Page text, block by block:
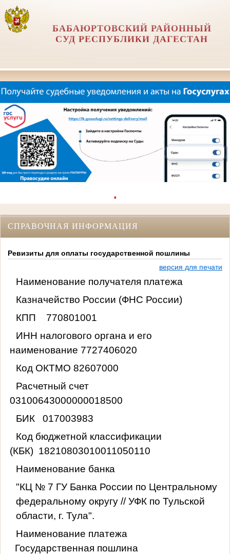
БАБАЮРТОВСКИЙ РАЙОННЫЙ
СУД РЕСПУБЛИКИ ДАГЕСТАН
.
СПРАВОЧНАЯ ИНФОРМАЦИЯ
Ревизиты для оплаты государственной пошлины
версия для печати
Наименование получателя платежа
Казначейство России (ФНС России)
КПП 770801001
ИНН налогового органа и его
наименование 7727406020
Код ОКТМО 82607000
Расчетный счет
03100643000000018500
БИК 017003983
Код бюджетной классификации
(КБК) 18210803010011050110
Наименование банка
"КЦ № 7 ГУ Банка России по Центральному
федеральному округу // УФК по Тульской
области, г. Тула".
Наименование платежа
Государственная пошлина